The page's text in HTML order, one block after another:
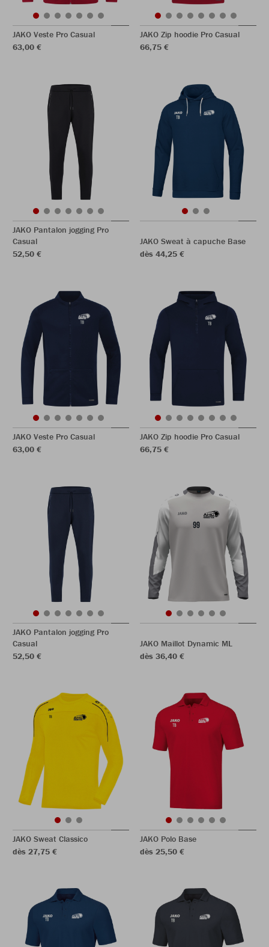
JAKO Veste Pro Casual
63,00 €
JAKO Zip hoodie Pro Casual
66,75 €
JAKO Pantalon jogging Pro
Casual
52,50 €
JAKO Sweat à capuche Base
dès 44,25 €
JAKO Veste Pro Casual
63,00 €
JAKO Zip hoodie Pro Casual
66,75 €
JAKO Pantalon jogging Pro
Casual
52,50 €
JAKO Maillot Dynamic ML
dès 36,40 €
JAKO Sweat Classico
dès 27,75 €
JAKO Polo Base
dès 25,50 €